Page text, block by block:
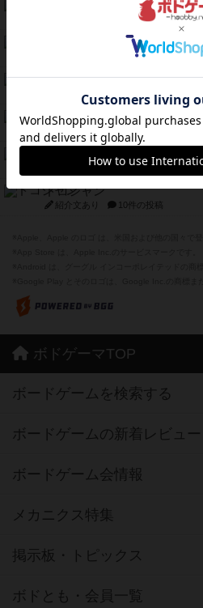
ガルフストライク
1件の投稿
エコーズ・オブ・タイム
8件の投稿
スカルキング
紹介文あり 12件の投稿
海兵隊
紹介文あり 1件の投稿
Bitter End ブタペスト救出作戦
紹介文なし 1件の投稿
ドコジャン
紹介文あり 10件の投稿
ボドゲーマTOP
ボードゲームを検索する
ボードゲームの新着レビュー
ボードゲーム会情報
メカニクス特集
掲示板・トピックス
ボドとも・会員一覧